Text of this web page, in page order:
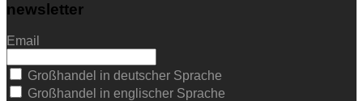
newsletter
Email
Großhandel in deutscher Sprache
Großhandel in englischer Sprache